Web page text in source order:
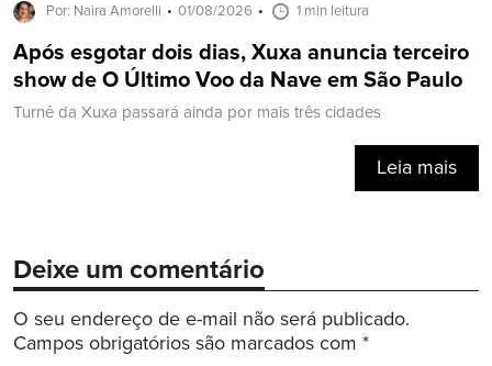
Por: Naira Amorelli 01/08/2026 1 min leitura
Após esgotar dois dias, Xuxa anuncia terceiro
show de O Último Voo da Nave em São Paulo
Turnê da Xuxa passará ainda por mais três cidades
Leia mais
Deixe um comentário
O seu endereço de e-mail não será publicado.
Campos obrigatórios são marcados com *